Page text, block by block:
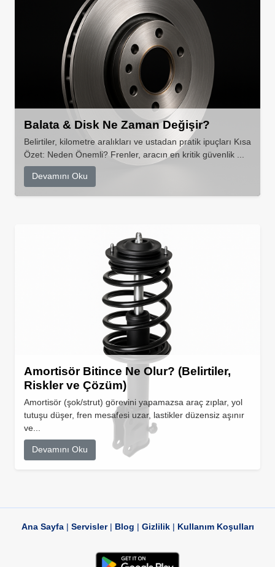
Balata & Disk Ne Zaman Değişir?
Belirtiler, kilometre aralıkları ve ustadan pratik ipuçları Kısa
Özet: Neden Önemli? Frenler, aracın en kritik güvenlik ...
Devamını Oku
Amortisör Bitince Ne Olur? (Belirtiler,
Riskler ve Çözüm)
Amortisör (şok/strut) görevini yapamazsa araç zıplar, yol
tutuşu düşer, fren mesafesi uzar, lastikler düzensiz aşınır
ve...
Devamını Oku
Ana Sayfa| Servisler| Blog | Gizlilik| Kullanım Koşulları